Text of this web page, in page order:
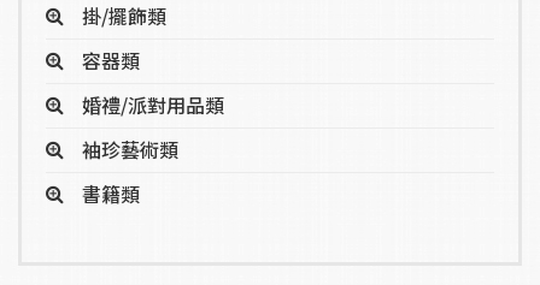
掛/擺飾類
容器類
婚禮/派對用品類
袖珍藝術類
書籍類